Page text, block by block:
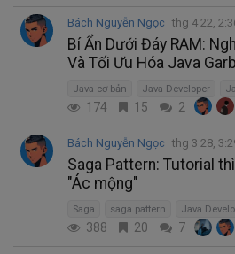
Bách Nguyễn Ngọc thg 4 22,
Bí Ẩn Dưới Đáy RAM:
Và Tối Ưu Hóa Java
Java cơ bản Java Developer
174 15 2
Bách Nguyễn Ngọc thg 3 28,
Saga Pattern: Tutorial
"Ác mộng"
Saga saga pattern Java
388 20 7